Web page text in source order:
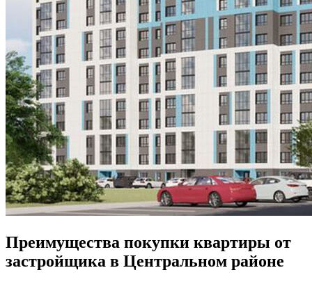
Преимущества покупки квартиры от
застройщика в Центральном районе